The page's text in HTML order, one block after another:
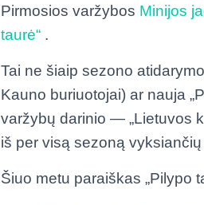
Pirmosios varžybos Minijos
taurė“ .
Tai ne šiaip sezono
Kauno buriuotojai) ar nauja
varžybų darinio — „Lietuvos
iš per visą sezoną
Šiuo metu paraiškas „Pilypo